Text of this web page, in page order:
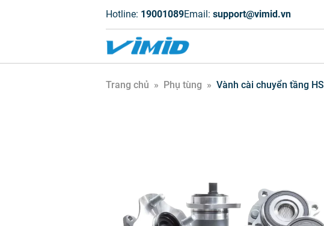
Hotline: 19001089Email: support@vimid.vn
Trang chủ » Phụ tùng » Vành cài chuyển tầng HS